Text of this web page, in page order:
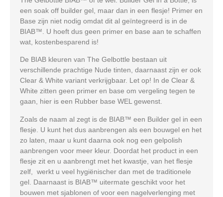
een soak off builder gel, maar dan in een flesje! Primer en
Base zijn niet nodig omdat dit al geïntegreerd is in de
BIAB™. U hoeft dus geen primer en base aan te schaffen
wat, kostenbesparend is!
De BIAB kleuren van The Gelbottle bestaan uit
verschillende prachtige Nude tinten, daarnaast zijn er ook
Clear & White variant verkrijgbaar. Let op! In de Clear &
White zitten geen primer en base om vergeling tegen te
gaan, hier is een Rubber base WEL gewenst.
Zoals de naam al zegt is de BIAB™ een Builder gel in een
flesje. U kunt het dus aanbrengen als een bouwgel en het
zo laten, maar u kunt daarna ook nog een gelpolish
aanbrengen voor meer kleur. Doordat het product in een
flesje zit en u aanbrengt met het kwastje, van het flesje
zelf, werkt u veel hygiënischer dan met de traditionele
gel. Daarnaast is BIAB™ uitermate geschikt voor het
bouwen met sjablonen of voor een nagelverlenging met